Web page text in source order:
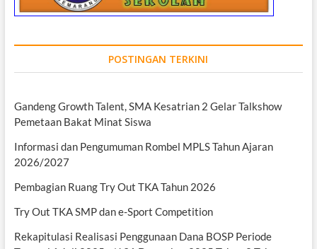
POSTINGAN TERKINI
Gandeng Growth Talent, SMA Kesatrian 2 Gelar Talkshow
Pemetaan Bakat Minat Siswa
Informasi dan Pengumuman Rombel MPLS Tahun Ajaran
2026/2027
Pembagian Ruang Try Out TKA Tahun 2026
Try Out TKA SMP dan e-Sport Competition
Rekapitulasi Realisasi Penggunaan Dana BOSP Periode